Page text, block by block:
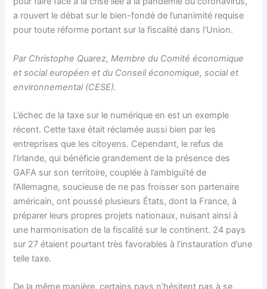
a rouvert le débat sur le bien-fondé de l’unanimité requise
pour toute réforme portant sur la fiscalité dans l’Union.
Par Christophe Quarez, Membre du Comité économique
et social européen et du Conseil économique, social et
environnemental (CESE).
L’échec de la taxe sur le numérique en est un exemple
récent. Cette taxe était réclamée aussi bien par les
entreprises que les citoyens. Cependant, le refus de
l’Irlande, qui bénéficie grandement de la présence des
GAFA sur son territoire, couplée à l’ambiguïté de
l’Allemagne, soucieuse de ne pas froisser son partenaire
américain, ont poussé plusieurs États, dont la France, à
préparer leurs propres projets nationaux, nuisant ainsi à
une harmonisation de la fiscalité sur le continent. 24 pays
sur 27 étaient pourtant très favorables à l’instauration d’une
telle taxe.
De la même manière, certains pays n’hésitent pas à se